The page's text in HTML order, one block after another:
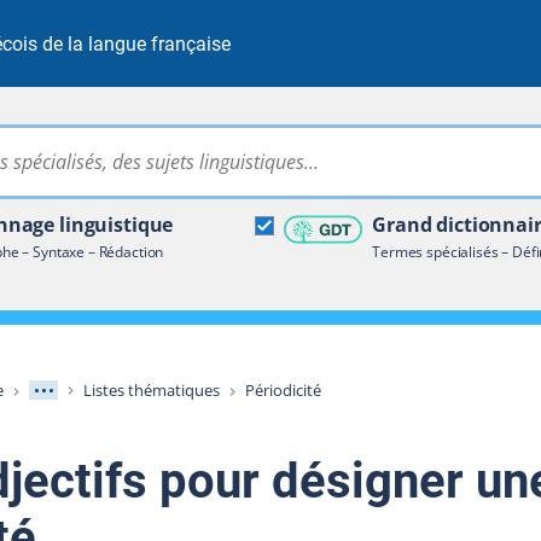
de la langue française
Rechercher dans tout le site
linguistique
– Syntaxe – Rédaction
Grand
Termes spécialisés –
terminologique
Afficher les niveaux intermédiaires
Listes thématiques Périodicité
pour désigner